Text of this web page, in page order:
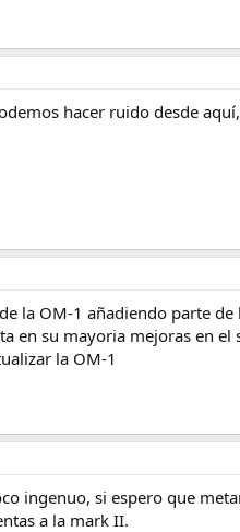
hacer ruido desde
la OM-1 añadiendo parte
en su mayoria mejoras en
la OM-1
ingenuo, si espero que
a la mark II.